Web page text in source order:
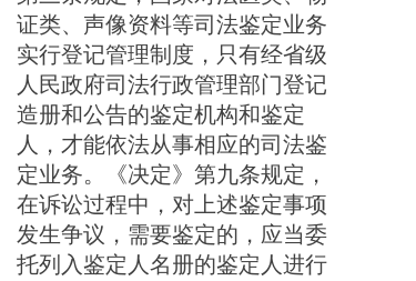
证类、声像资料等司法鉴定业务
实行登记管理制度，只有经省级
人民政府司法行政管理部门登记
造册和公告的鉴定机构和鉴定
人，才能依法从事相应的司法鉴
定业务。《决定》第九条规定，
在诉讼过程中，对上述鉴定事项
发生争议，需要鉴定的，应当委
托列入鉴定人名册的鉴定人进行